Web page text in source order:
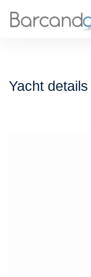
Yacht details